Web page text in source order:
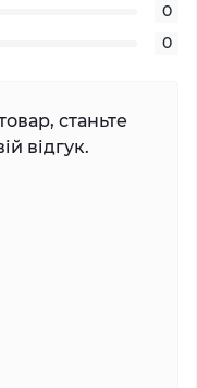
0
0
станьте
відгук.